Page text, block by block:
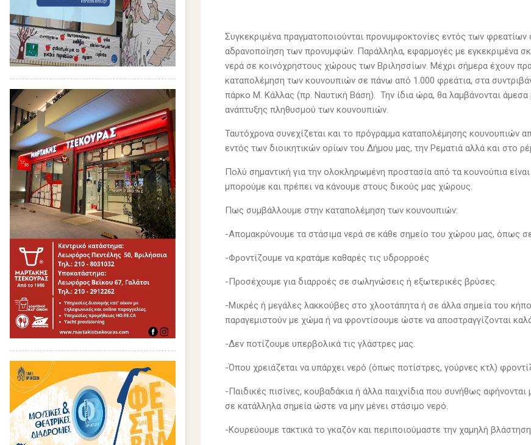
Συγκεκριμένα πραγματοποιούνται προνυμφοκτονίες εντός των
αδρανοποίηση των προνυμφών. Παράλληλα, εφαρμογές με εγκεκριμένα
νερά σε κοινόχρηστους χώρους των Βριλησσίων. Μέχρι σήμερα έχουν
καταπολέμηση των κουνουπιών σε πάνω από 1.000 φρεάτια, στα
πάρκο Μ. Κάλλας (πρ. Ναυτική Βάση). Την ίδια ώρα, θα λαμβάνονται
ανάπτυξης πληθυσμού των κουνουπιών.
Ταυτόχρονα συνεχίζεται και το πρόγραμμα καταπολέμησης κουνουπιών
εντός των διοικητικών ορίων του Δήμου μας, την Ρεματιά αλλά και στο
Πολύ σημαντική για την ολοκληρωμένη προστασία από τα κουνούπια
μπορούμε και πρέπει να κάνουμε στους δικούς μας χώρους.
Πως συμβάλλουμε στην καταπολέμηση των κουνουπιών:
-Απομακρύνουμε τα στάσιμα νερά σε κάθε σημείο του χώρου μας, όπως
-Φροντίζουμε να κρατάμε καθαρές τις υδρορροές
-Προσέχουμε για διαρροές σε σωληνώσεις ή εξωτερικές βρύσες.
-Μικρές ή μεγάλες λακκούβες στο χλοοτάπητα ή σε άλλα σημεία του
παραγεμιστούν με χώμα ή να φροντίσουμε ώστε να αποστραγγίζονται
-Δεν ποτίζουμε υπερβολικά τις γλάστρες μας.
-Όπου χρειάζεται να υπάρχει νερό (όπως ποτίστρες, γούρνες κτλ)
-Παιδικές πισίνες, κουβαδάκια ή άλλα παιχνίδια που συνήθως
σε κατάλληλα σημεία ώστε να μην μένει στάσιμο νερό.
-Κουρεύουμε τακτικά το γκαζόν και περιποιούμαστε την χαμηλή